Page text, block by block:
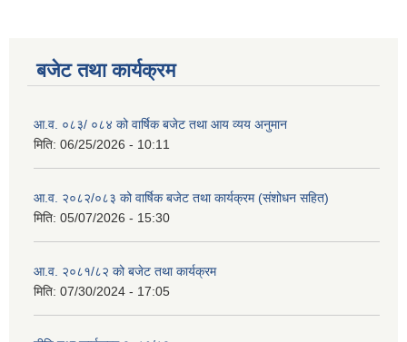
बजेट तथा कार्यक्रम
आ.व. ०८३/ ०८४ को वार्षिक बजेट तथा आय व्यय अनुमान
मिति: 06/25/2026 - 10:11
आ.व. २०८२/०८३ को वार्षिक बजेट तथा कार्यक्रम (संशोधन सहित)
मिति: 05/07/2026 - 15:30
आ.व. २०८१/८२ को बजेट तथा कार्यक्रम
मिति: 07/30/2024 - 17:05